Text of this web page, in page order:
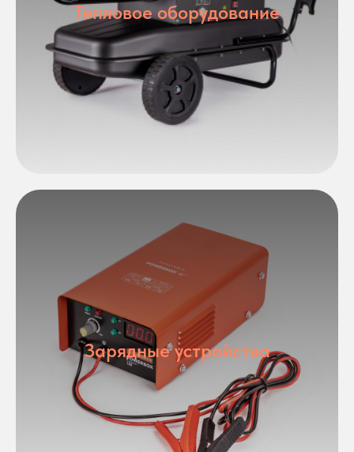
Тепловое оборудование
Зарядные устройства